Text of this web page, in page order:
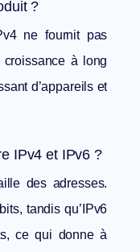
?
ne fournit pas
croissance à long
d’appareils et
IPv4 et IPv6 ?
des adresses.
tandis qu’IPv6
ce qui donne à